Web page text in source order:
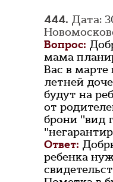
444. Дата:
Вопрос:
мама
Вас в марте
летней
будут на
от
брони "вид
Ответ:
ребенка